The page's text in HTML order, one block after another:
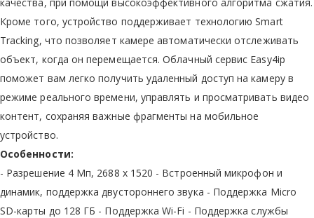
Кроме того, устройство поддерживает технологию Smart
Tracking, что позволяет камере автоматически отслеживать
объект, когда он перемещается. Облачный сервис Easy4ip
поможет вам легко получить удаленный доступ на камеру в
режиме реального времени, управлять и просматривать видео
контент, сохраняя важные фрагменты на мобильное
устройство.
Особенности:
- Разрешение 4 Мп, 2688 х 1520 - Встроенный микрофон и
динамик, поддержка двустороннего звука - Поддержка Micro
SD-карты до 128 ГБ - Поддержка Wi-Fi - Поддержка службы